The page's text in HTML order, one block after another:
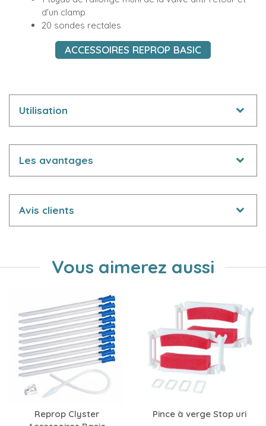
d'un clamp
20 sondes rectales
ACCESSOIRES REPROP BASIC
Utilisation
Les avantages
Avis clients
Vous aimerez aussi
Reprop Clyster
Pince à verge Stop uri